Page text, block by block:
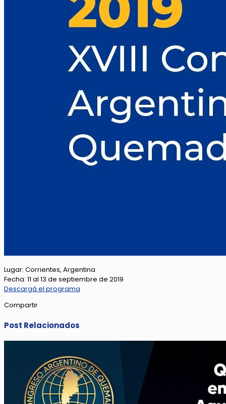
Lugar: Corrientes, Argentina
Fecha: 11 al 13 de septiembre de 2019
Descargá el programa
Compartir
Post Relacionados